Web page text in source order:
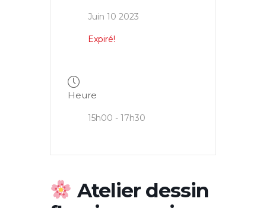
Juin 10 2023
Expiré!
Heure
15h00 - 17h30
Atelier dessin